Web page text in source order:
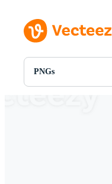
PNGs
Alle Afbeeldingen